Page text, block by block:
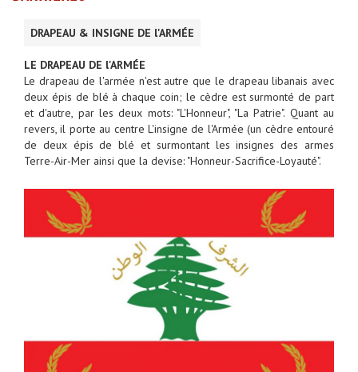
DRAPEAU & INSIGNE DE l'ARMÉE
LE DRAPEAU DE l'ARMÉE
Le drapeau de l'armée n'est autre que le drapeau libanais avec
deux épis de blé à chaque coin; le cèdre est surmonté de part
et d'autre, par les deux mots: "L'Honneur", "La Patrie". Quant au
revers, il porte au centre L'insigne de l'Armée (un cèdre entouré
de deux épis de blé et surmontant les insignes des armes
Terre-Air-Mer ainsi que la devise: "Honneur-Sacrifice-Loyauté".